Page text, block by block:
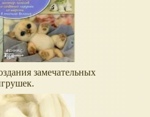
замечательных